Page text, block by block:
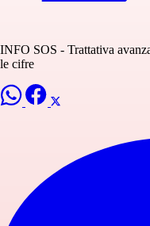
INFO SOS - Trattativa
le cifre